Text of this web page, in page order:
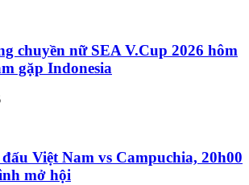
chuyền nữ SEA V.Cup 2026 hôm
gặp Indonesia
Việt Nam vs Campuchia, 20h00
mở hội